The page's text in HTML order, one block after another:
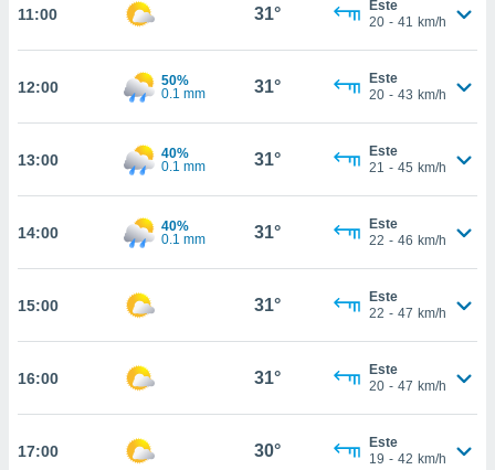
En
de que
sean
el sitio
para
ni para
aunque
no
abono
11:00 31°
Este
20 - 41 km/h
12:00
50%
0.1 mm
31°
Este
20 - 43 km/h
13:00
40%
0.1 mm
31°
Este
21 - 45 km/h
14:00
40%
0.1 mm
31°
Este
22 - 46 km/h
15:00 31°
Este
22 - 47 km/h
16:00 31°
Este
20 - 47 km/h
17:00 30°
Este
19 - 42 km/h